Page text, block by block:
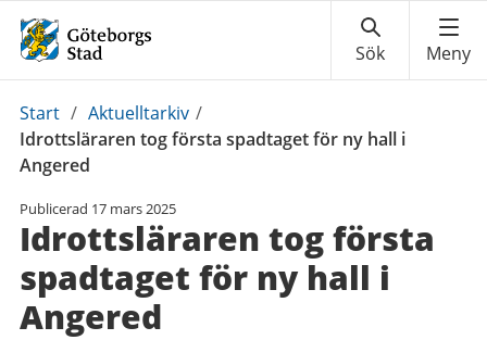
Du
är
här:
Start / Aktuelltarkiv /
Idrottsläraren tog första spadtaget för ny hall i
Angered
Publicerad 17 mars 2025
Idrottsläraren tog första
spadtaget för ny hall i
Angered